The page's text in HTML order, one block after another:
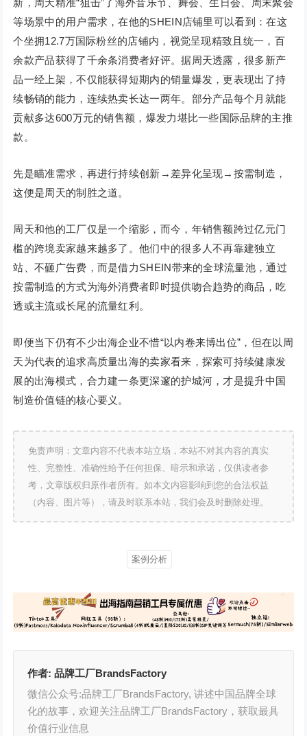
等场景中的用户需求，在他的SHEIN店铺里可以看到：在这
个坐拥12.7万国际粉丝的店铺内，视觉呈现精致且统一，百
余款产品获得了千余条消费者好评。据周天透露，很多新产
品一经上架，不仅能获得短期内的销量爆发，更表现出了持
续畅销的能力，连续热卖长达一两年。部分产品每个月就能
贡献多达600万元的销售额，爆发力堪比一些国际品牌的主推
款。
先是瞄准需求，再进行持续创新→差异化呈现→按需制造，
这便是周天的制胜之道。
周天和他的工厂仅是一个缩影，而今，年销售额跨过亿元门
槛的跨境卖家越来越多了。他们中的很多人不再靠建独立
站、不砸广告费，而是借力SHEIN带来的全球流量池，通过
按需制造的方式为海外消费者即时提供吻合趋势的商品，吃
透或主流或长尾的流量红利。
即便当下仍有不少出海企业不惜“以内卷来博出位”，但在以周
天为代表的追求高质量出海的卖家看来，探索可持续健康发
展的出海模式，合力建一条更深邃的护城河，才是提升中国
制造价值链的核心要义。
免责声明：文章内容不代表本站立场，本站不对其内容的真实
性、完整性、准确性给予任何担保、暗示和承诺，仅供读者参
考，文章版权归原作者所有。如本文内容影响到您的合法权益
（内容、图片等），请及时联系本站，我们会及时删除处理。
案例分析
作者:品牌工厂BrandsFactory
微信公众号:品牌工厂BrandsFactory, 讲述中国品牌全球
化的故事，欢迎关注品牌工厂BrandsFactory，获取最具
价值行业信息